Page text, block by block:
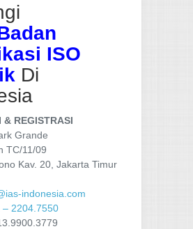
ISO
Di
& REGISTRASI
Grande
TC/11/09
Kav. 20, Jakarta Timur
indonesia.com
– 2204.7550